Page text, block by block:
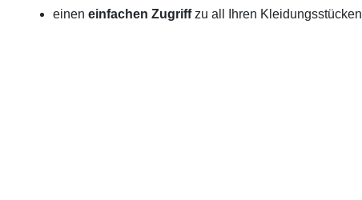
einen einfachen Zugriffzu all Ihren Kleidungsstücken